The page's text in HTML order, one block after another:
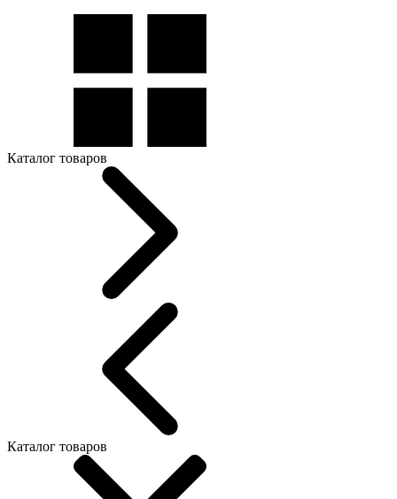
Каталог товаров
Каталог товаров